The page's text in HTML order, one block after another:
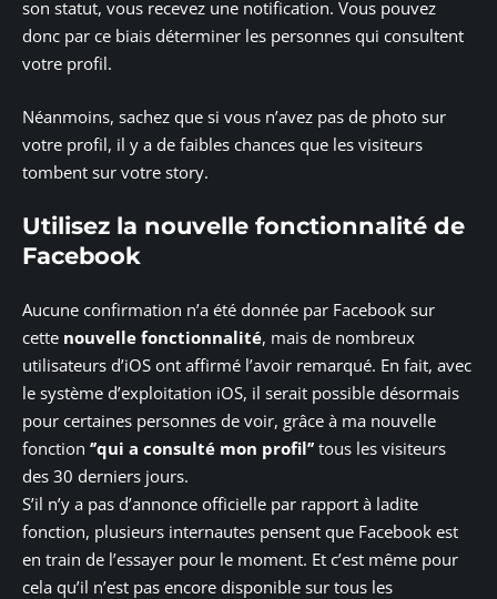
son statut, vous recevez une notification. Vous pouvez
donc par ce biais déterminer les personnes qui consultent
votre profil.
Néanmoins, sachez que si vous n’avez pas de photo sur
votre profil, il y a de faibles chances que les visiteurs
tombent sur votre story.
Utilisez la nouvelle fonctionnalité de
Facebook
Aucune confirmation n’a été donnée par Facebook sur
cette nouvelle fonctionnalité, mais de nombreux
utilisateurs d’iOS ont affirmé l’avoir remarqué. En fait, avec
le système d’exploitation iOS, il serait possible désormais
pour certaines personnes de voir, grâce à ma nouvelle
fonction ‘’qui a consulté mon profil’’ tous les visiteurs
des 30 derniers jours.
S’il n’y a pas d’annonce officielle par rapport à ladite
fonction, plusieurs internautes pensent que Facebook est
en train de l’essayer pour le moment. Et c’est même pour
cela qu’il n’est pas encore disponible sur tous les